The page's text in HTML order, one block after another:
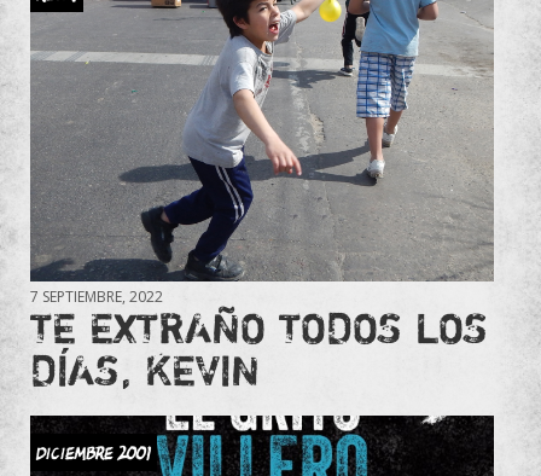
7 SEPTIEMBRE, 2022
TE EXTRAÑO TODOS LOS
DÍAS, KEVIN
DICIEMBRE 2001